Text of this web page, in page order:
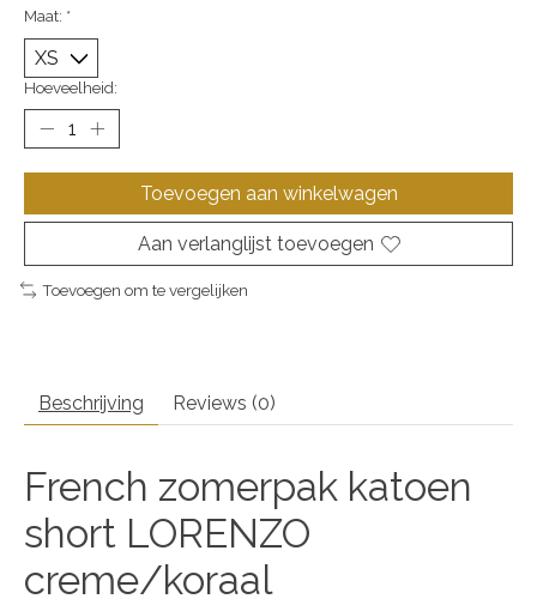
Maat: *
Hoeveelheid:
Toevoegen aan winkelwagen
Aan verlanglijst toevoegen
Toevoegen om te vergelijken
Beschrijving Reviews (0)
French zomerpak katoen
short LORENZO
creme/koraal